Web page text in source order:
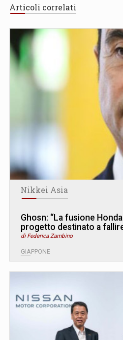
Articoli correlati
Nikkei Asia
Ghosn: “La fusione
progetto destinato a
di Federica Zambino
GIAPPONE